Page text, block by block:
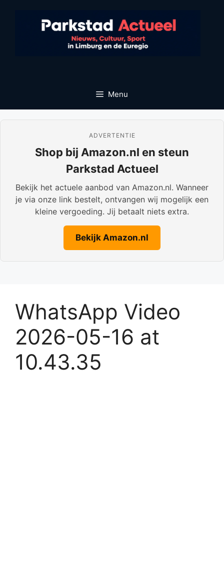
Menu
ADVERTENTIE
Shop bij Amazon.nl en steun
Parkstad Actueel
Bekijk het actuele aanbod van Amazon.nl. Wanneer
je via onze link bestelt, ontvangen wij mogelijk een
kleine vergoeding. Jij betaalt niets extra.
Bekijk Amazon.nl
WhatsApp Video
2026-05-16 at
10.43.35